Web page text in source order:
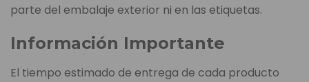
parte del embalaje exterior ni en las etiquetas.
Información Importante
El tiempo estimado de entrega de cada producto